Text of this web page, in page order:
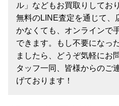
ル」などもお買取りしてお
無料のLINE査定を通じて、
かなくても、オンラインで
できます。もし不要になっ
ましたら、どうぞ気軽にお
タッフ一同、皆様からのご
げております！